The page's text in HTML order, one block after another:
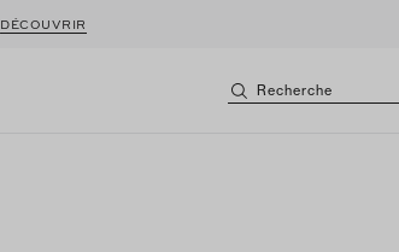
DÉCOUVRIR
Recherche